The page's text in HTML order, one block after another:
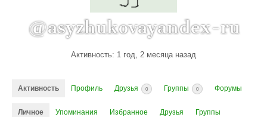
@asyzhukovayandex-ru
Активность: 1 год, 2 месяца назад
Активность Профиль Друзья 0 Группы 0 Форумы
Личное Упоминания Избранное Друзья Группы